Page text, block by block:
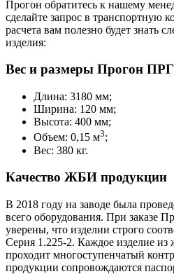
Прогон обратитесь к нашему
сделайте запрос в транспортную
расчета вам полезно будет знать
изделия:
Вес и размеры Прогон
Длина: 3180 мм;
Ширина: 120 мм;
Высота: 400 мм;
Объем: 0,15 м3;
Вес: 380 кг.
Качество ЖБИ продукции
В 2018 году на заводе была
всего оборудования. При заказе
уверены, что изделии строго
Серия 1.225-2. Каждое изделие из
проходит многоступенчатый
продукции сопровождаются